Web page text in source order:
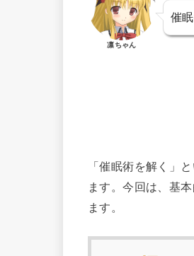
凛ちゃん
催
「催眠術を解く」
ます。今回は、基
ます。